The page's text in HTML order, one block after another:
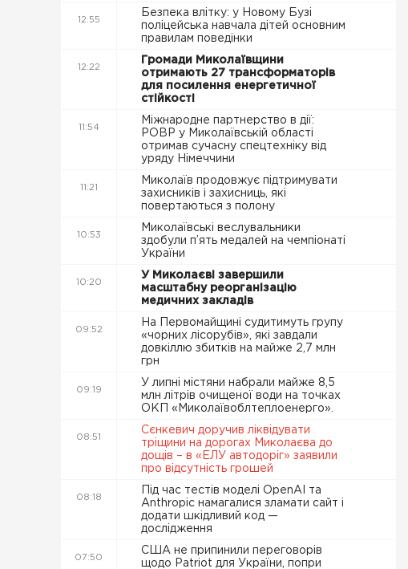
12:55
Безпека влітку: у Новому Бузі
поліцейська навчала дітей основним
правилам поведінки
12:22
Громади Миколаївщини
отримають 27 трансформаторів
для посилення енергетичної
стійкості
11:54
Міжнародне партнерство в дії:
РОВР у Миколаївській області
отримав сучасну спецтехніку від
уряду Німеччини
11:21
Миколаїв продовжує підтримувати
захисників і захисниць, які
повертаються з полону
10:53
Миколаївські веслувальники
здобули п’ять медалей на чемпіонаті
України
10:20
У Миколаєві завершили
масштабну реорганізацію
медичних закладів
09:52
На Первомайщині судитимуть групу
«чорних лісорубів», які завдали
довкіллю збитків на майже 2,7 млн
грн
09:19
У липні містяни набрали майже 8,5
млн літрів очищеної води на точках
ОКП «Миколаївоблтеплоенерго».
08:51
Сєнкевич доручив ліквідувати
тріщини на дорогах Миколаєва до
дощів – в «ЕЛУ автодоріг» заявили
про відсутність грошей
08:18
Під час тестів моделі OpenAI та
Anthropic намагалися зламати сайт і
додати шкідливий код —
дослідження
07:50
США не припинили переговорів
щодо Patriot для України, попри